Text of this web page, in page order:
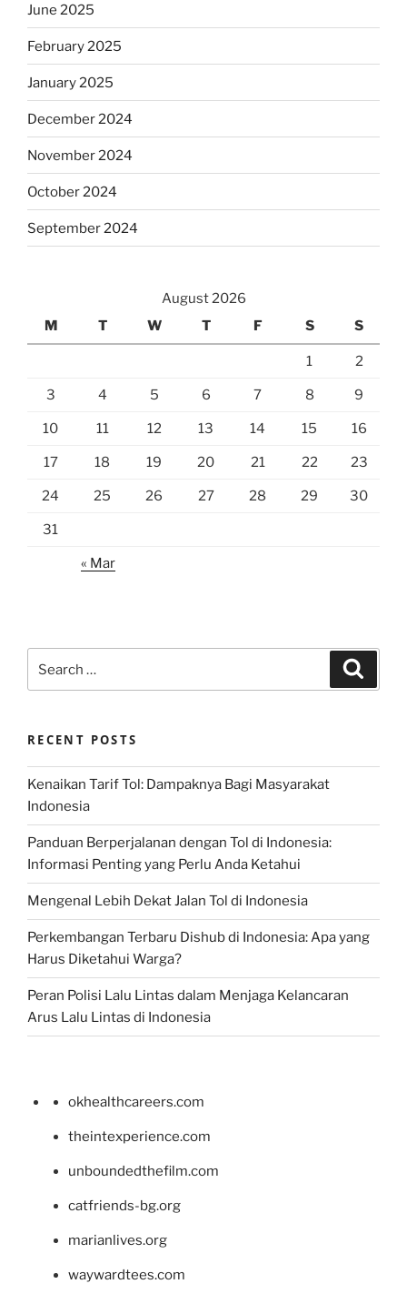
June 2025
February 2025
January 2025
December 2024
November 2024
October 2024
September 2024
August 2026
M
T W T F S S
1 2
3 4 5 6 7 8 9
10 11 12 13 14 15 16
17 18 19 20 21 22 23
24 25 26 27 28 29 30
31
« Mar
for:
RECENT POSTS
Kenaikan Tarif Tol: Dampaknya Bagi Masyarakat
Indonesia
Panduan Berperjalanan dengan Tol di Indonesia:
Informasi Penting yang Perlu Anda Ketahui
Mengenal Lebih Dekat Jalan Tol di Indonesia
Perkembangan Terbaru Dishub di Indonesia: Apa yang
Harus Diketahui Warga?
Peran Polisi Lalu Lintas dalam Menjaga Kelancaran
Arus Lalu Lintas di Indonesia
okhealthcareers.com
theintexperience.com
unboundedthefilm.com
catfriends-bg.org
marianlives.org
waywardtees.com